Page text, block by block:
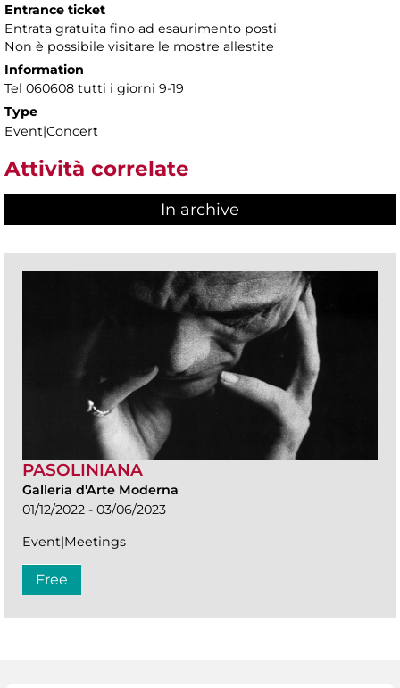
Entrance ticket
Entrata gratuita fino ad esaurimento posti
Non è possibile visitare le mostre allestite
Information
Tel 060608 tutti i giorni 9-19
Type
Event|Concert
Attività correlate
In archive
PASOLINIANA
Galleria d'Arte Moderna
01/12/2022 - 03/06/2023
Event|Meetings
Free